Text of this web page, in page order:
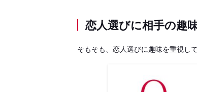
恋人選びに相手の趣
そもそも、恋人選びに趣味を重視し